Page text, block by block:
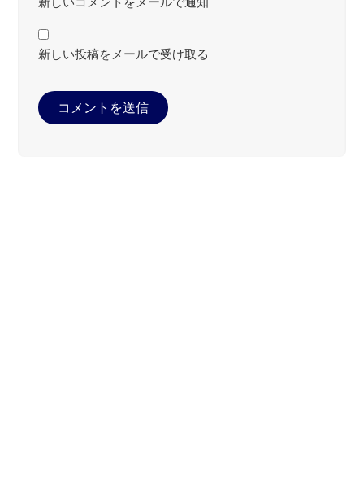
新しい投稿をメールで受け取る